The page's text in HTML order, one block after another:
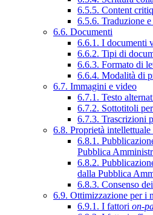
6.5.5. Content
6.5.6. Traduzione
6.6. Documenti
6.6.1. I documenti
6.6.2. Tipi di
6.6.3. Formato di
6.6.4. Modalità di
6.7. Immagini e video
6.7.1. Testo
6.7.2. Sottotitoli
6.7.3. Trascrizioni
6.8. Proprietà
6.8.1.
Pubblica
6.8.2.
dalla Pubblica
6.8.3. Consenso
6.9. Ottimizzazione per i
6.9.1. I fattori on-